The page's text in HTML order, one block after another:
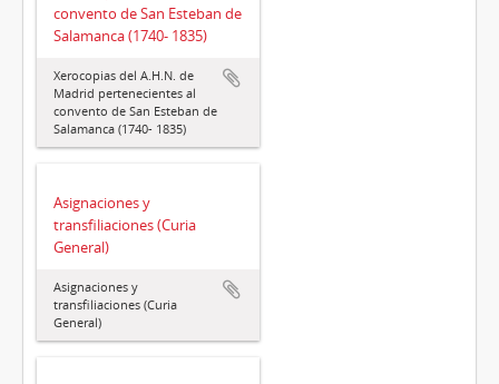
convento de San Esteban de
Salamanca (1740- 1835)
Xerocopias del A.H.N. de
Madrid pertenecientes al
convento de San Esteban de
Salamanca (1740- 1835)
Asignaciones y
transfiliaciones (Curia
General)
Asignaciones y
transfiliaciones (Curia
General)